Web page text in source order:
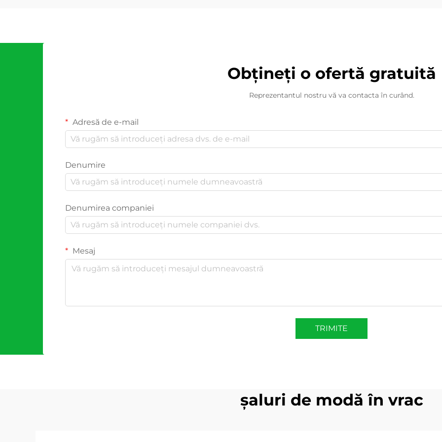
Obțineți o ofertă gratuită
Reprezentantul nostru vă va contacta în curând.
Adresă de e-mail
Denumire
Denumirea companiei
Mesaj
TRIMITE
șaluri de modă în vrac